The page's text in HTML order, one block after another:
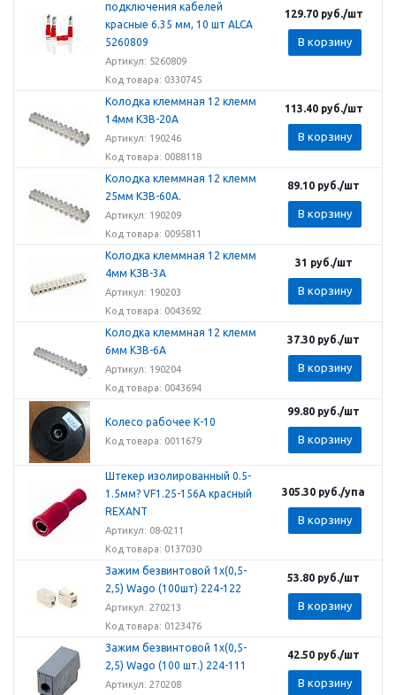
подключения кабелей
красные 6.35 мм, 10 шт ALCA
5260809
Артикул: 5260809
Код товара: 0330745
129.70руб./шт
В корзину
Колодка клеммная 12 клемм
14мм КЗВ-20А
Артикул: 190246
Код товара: 0088118
113.40руб./шт
В корзину
Колодка клеммная 12 клемм
25мм КЗВ-60А.
Артикул: 190209
Код товара: 0095811
89.10 руб./шт
В корзину
Колодка клеммная 12 клемм
4мм КЗВ-3А
Артикул: 190203
Код товара: 0043692
31 руб./шт
В корзину
Колодка клеммная 12 клемм
6мм КЗВ-6А
Артикул: 190204
Код товара: 0043694
37.30 руб./шт
В корзину
Колесо рабочее К-10
Код товара: 0011679
99.80 руб./шт
В корзину
Штекер изолированный 0.5-
1.5мм? VF1.25-156A красный
REXANT
Артикул: 08-0211
Код товара: 0137030
305.30 руб./упа
В корзину
Зажим безвинтовой 1х(0,5-
2,5) Wago (100шт) 224-122
Артикул: 270213
Код товара: 0123476
53.80 руб./шт
В корзину
Зажим безвинтовой 1х(0,5-
2,5) Wago (100 шт.) 224-111
Артикул: 270208
42.50 руб./шт
В корзину